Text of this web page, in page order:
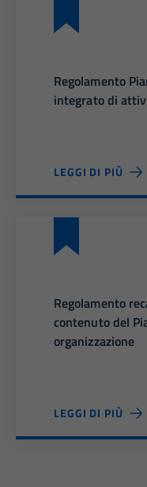
Regolamento
integrato di
LEGGI DI PIÙ
Regolamento
contenuto del
organizzazione
LEGGI DI PIÙ